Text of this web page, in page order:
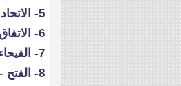
5- الاتحاد – 51 نقطة.
6- الاتفاق – 45 نقطة.
7- الفيحاء – 43 نقطة.
8- الفتح – 42 نقطة.